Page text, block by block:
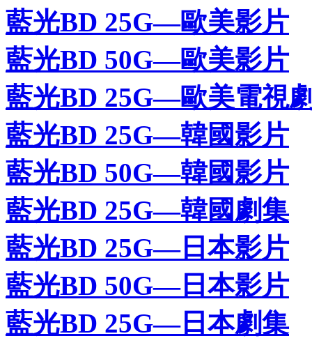
藍光BD 25G—歐美影片
藍光BD 50G—歐美影片
藍光BD 25G—歐美電視
藍光BD 25G—韓國影片
藍光BD 50G—韓國影片
藍光BD 25G—韓國劇集
藍光BD 25G—日本影片
藍光BD 50G—日本影片
藍光BD 25G—日本劇集